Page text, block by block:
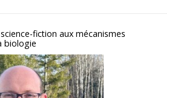
fiction aux mécanismes
biologie